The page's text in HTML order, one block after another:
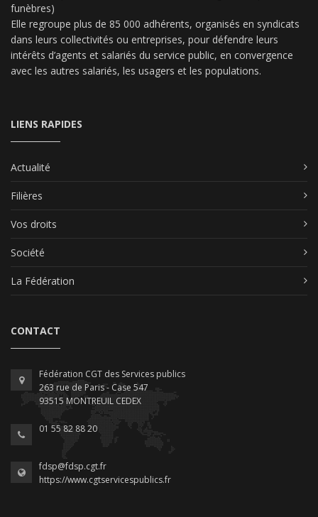
funèbres)
Elle regroupe plus de 85 000 adhérents, organisés en syndicats
dans leurs collectivités ou entreprises, pour défendre leurs
intérêts d’agents et salariés du service public, en convergence
avec les autres salariés, les usagers et les populations.
LIENS RAPIDES
Actualité
Filières
Vos droits
Société
La Fédération
CONTACT
Fédération CGT des Services publics
263 rue de Paris - Case 547
93515 MONTREUIL CEDEX
01 55 82 88 20
fdsp@fdsp.cgt.fr
https://www.cgtservicespublics.fr